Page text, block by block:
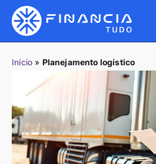
Início » Planejamento logístico